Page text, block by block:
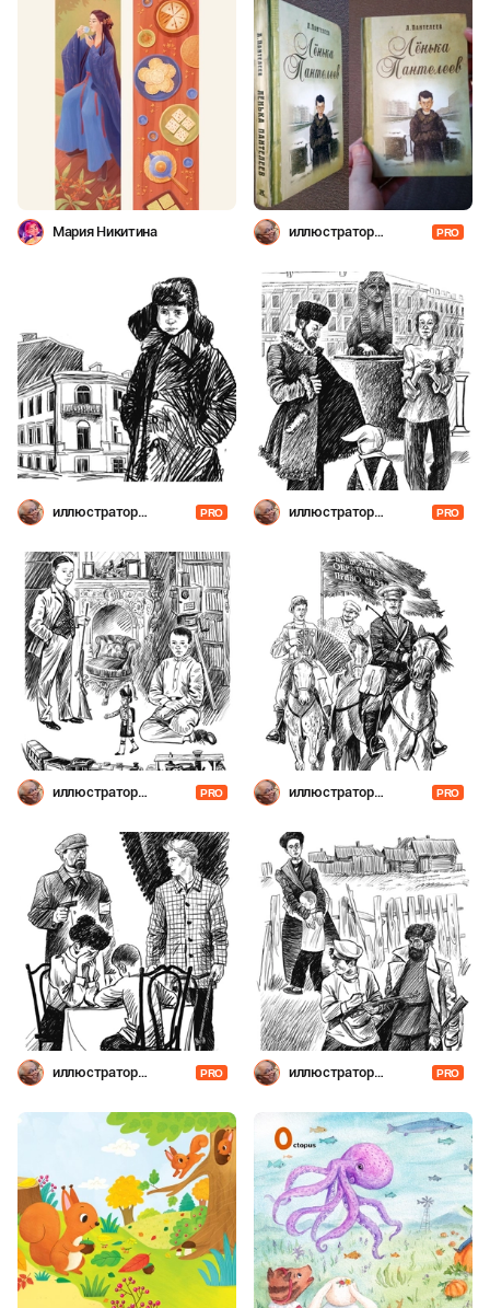
Мария Никитина
иллюстратор
PRO
иллюстратор
PRO
иллюстратор
PRO
иллюстратор
PRO
иллюстратор
PRO
иллюстратор
PRO
иллюстратор
PRO